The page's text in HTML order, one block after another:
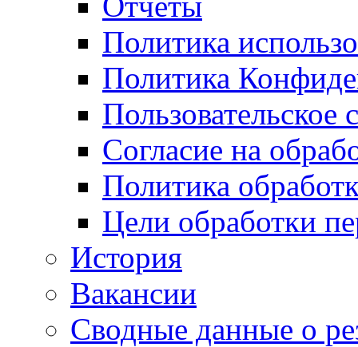
Политика
Политика
Пользовательское
Согласие на
Политика
Цели обработки
История
Вакансии
Сводные данные о